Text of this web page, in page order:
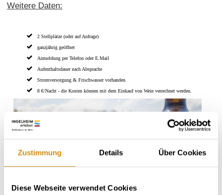
Zustimmung Details Über Cookies
Diese Webseite verwendet Cookies
Weitere Daten:
2 Stellplätze (oder auf Anfrage)
ganzjährig geöffnet
Anmeldung per Telefon oder E.Mail
Aufenthaltsdauer nach Absprache
Stromversorgung & Frischwasser vorhanden
8 €/Nacht - die Kosten können mit dem Einkauf von Wein verrechnet werden.